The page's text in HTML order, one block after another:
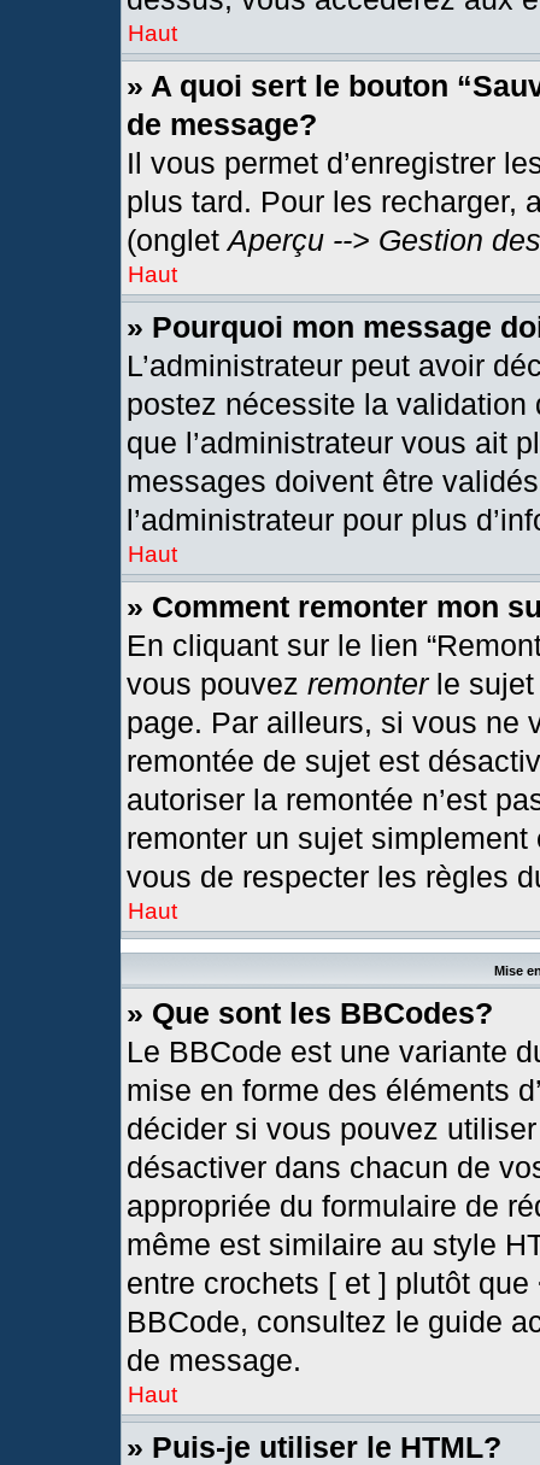
Haut
» A quoi sert le bouton
de message?
Il vous permet d’enregistrer
plus tard. Pour les recharger,
(ongletAperçu --> Gestion
Haut
» Pourquoi mon message
L’administrateur peut avoir
postez nécessite la
que l’administrateur vous ait
messages doivent être
l’administrateur pour plus
Haut
» Comment remonter mon
En cliquant sur le lien
vous pouvez remonterle sujet
page. Par ailleurs, si vous ne
remontée de sujet est
autoriser la remontée n’est
remonter un sujet
vous de respecter les règles
Haut
Mise
» Que sont les BBCodes?
Le BBCode est une variante
mise en forme des éléments
décider si vous pouvez
désactiver dans chacun de
appropriée du formulaire de
même est similaire au style
entre crochets [ et ] plutôt
BBCode, consultez le guide
de message.
Haut
» Puis-je utiliser le HTML?